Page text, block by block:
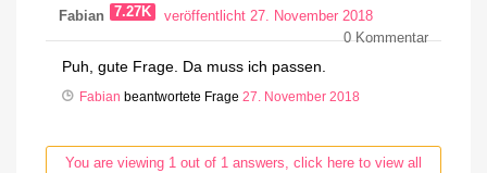
Fabian 7.27K
veröffentlicht 27. November 2018
0Kommentar
Puh, gute Frage. Da muss ich passen.
Fabian beantwortete Frage 27. November 2018
You are viewing 1 out of 1 answers, click here to view all